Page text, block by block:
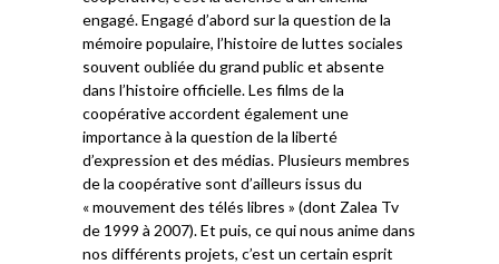
engagé. Engagé d’abord sur la question de la
mémoire populaire, l’histoire de luttes sociales
souvent oubliée du grand public et absente
dans l’histoire officielle. Les films de la
coopérative accordent également une
importance à la question de la liberté
d’expression et des médias. Plusieurs membres
de la coopérative sont d’ailleurs issus du
« mouvement des télés libres » (dont Zalea Tv
de 1999 à 2007). Et puis, ce qui nous anime dans
nos différents projets, c’est un certain esprit